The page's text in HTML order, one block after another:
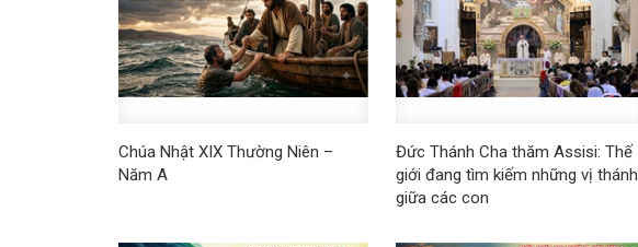
Chúa Nhật XIX Thường Niên –
Năm A
Đức Thánh Cha thăm Assisi: Thế
giới đang tìm kiếm những vị thánh
giữa các con